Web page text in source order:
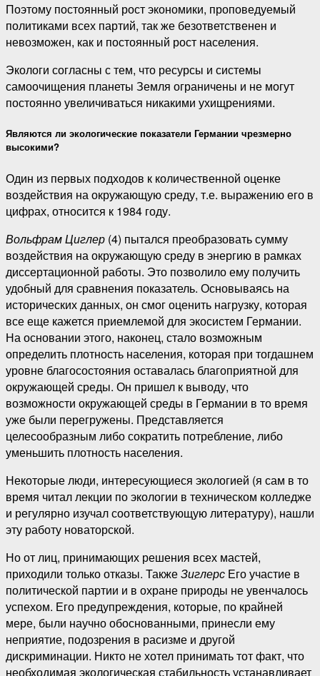
Поэтому постоянный рост экономики, проповедуемый
политиками всех партий, так же безответственен и
невозможен, как и постоянный рост населения.
Экологи согласны с тем, что ресурсы и системы
самоочищения планеты Земля ограничены и не могут
постоянно увеличиваться никакими ухищрениями.
Являются ли экологические показатели Германии чрезмерно
высокими?
Один из первых подходов к количественной оценке
воздействия на окружающую среду, т.е. выражению его в
цифрах, относится к 1984 году.
Вольфрам Циглер (4) пытался преобразовать сумму
воздействия на окружающую среду в энергию в рамках
диссертационной работы. Это позволило ему получить
удобный для сравнения показатель. Основываясь на
исторических данных, он смог оценить нагрузку, которая
все еще кажется приемлемой для экосистем Германии.
На основании этого, наконец, стало возможным
определить плотность населения, которая при тогдашнем
уровне благосостояния оставалась благоприятной для
окружающей среды. Он пришел к выводу, что
возможности окружающей среды в Германии в то время
уже были перегружены. Представляется
целесообразным либо сократить потребление, либо
уменьшить плотность населения.
Некоторые люди, интересующиеся экологией (я сам в то
время читал лекции по экологии в техническом колледже
и регулярно изучал соответствующую литературу), нашли
эту работу новаторской.
Но от лиц, принимающих решения всех мастей,
приходили только отказы. ТакжеЗиглерс Его участие в
политической партии и в охране природы не увенчалось
успехом. Его предупреждения, которые, по крайней
мере, были научно обоснованными, принесли ему
неприятие, подозрения в расизме и другой
дискриминации. Никто не хотел принимать тот факт, что
необходимая экологическая стабильность устанавливает